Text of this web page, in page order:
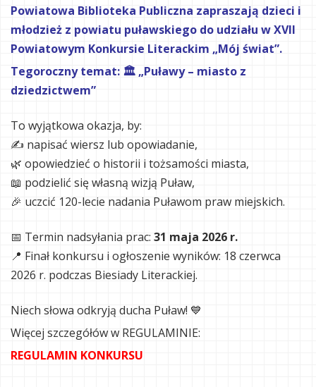
Powiatowa Biblioteka Publiczna zapraszają dzieci i
młodzież z powiatu puławskiego do udziału w XVII
Powiatowym Konkursie Literackim „Mój świat”.
Tegoroczny temat: 🏛️ „Puławy – miasto z
dziedzictwem”
To wyjątkowa okazja, by:
✍️ napisać wiersz lub opowiadanie,
🌿 opowiedzieć o historii i tożsamości miasta,
📖 podzielić się własną wizją Puław,
🎉 uczcić 120-lecie nadania Puławom praw miejskich.
📅 Termin nadsyłania prac: 31 maja 2026 r.
📍 Finał konkursu i ogłoszenie wyników: 18 czerwca
2026 r. podczas Biesiady Literackiej.
Niech słowa odkryją ducha Puław! 💙
Więcej szczegółów w REGULAMINIE:
REGULAMIN KONKURSU